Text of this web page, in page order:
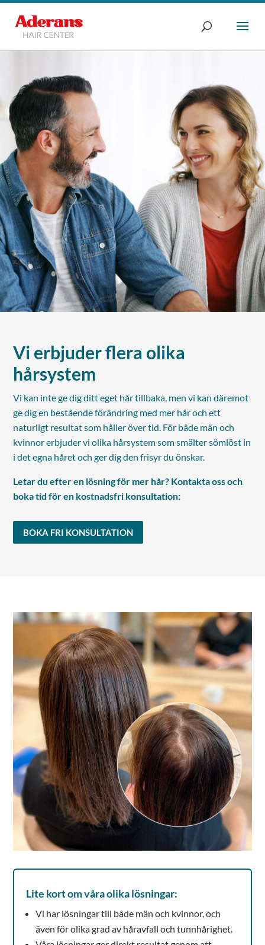
Vi erbjuder flera olika
hårsystem
Vi kan inte ge dig ditt eget hår tillbaka, men vi kan däremot
ge dig en bestående förändring med mer hår och ett
naturligt resultat som håller över tid. För både män och
kvinnor erbjuder vi olika hårsystem som smälter sömlöst in
i det egna håret och ger dig den frisyr du önskar.
Letar du efter en lösning för mer hår? Kontakta oss och
boka tid för en kostnadsfri konsultation:
BOKA FRI KONSULTATION
Lite kort om våra olika lösningar:
Vi har lösningar till både män och kvinnor, och
även för olika grad av håravfall och tunnhårighet.